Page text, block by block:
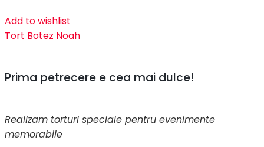
Add to wishlist
Tort Botez Noah
Prima petrecere e cea mai dulce!
Realizam torturi speciale pentru evenimente
memorabile